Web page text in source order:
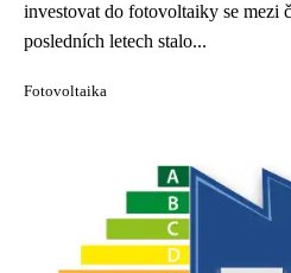
investovat do fotovoltaiky se mezi
posledních letech stalo...
Fotovoltaika